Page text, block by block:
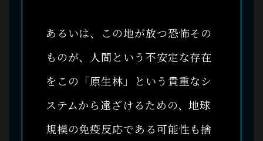
あるいは、この地が放つ恐怖その
ものが、人間という不安定な存在
をこの「原生林」という貴重なシ
ステムから遠ざけるための、地球
規模の免疫反応である可能性も捨